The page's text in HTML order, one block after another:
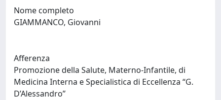
Nome completo
GIAMMANCO, Giovanni
Afferenza
Promozione della Salute, Materno-Infantile, di
Medicina Interna e Specialistica di Eccellenza “G.
D’Alessandro”